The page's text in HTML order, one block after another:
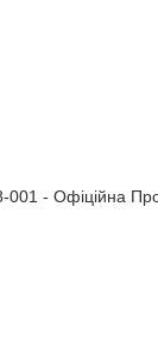
- Офіційна